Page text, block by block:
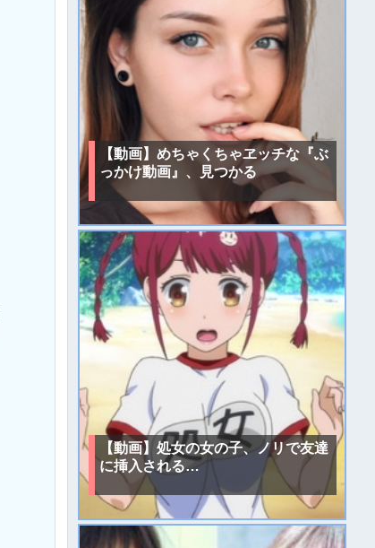
【動画】めちゃくちゃヱッチな『ぶ
っかけ動画』、見つかる
【動画】処女の女の子、ノリで友達
に挿入される…